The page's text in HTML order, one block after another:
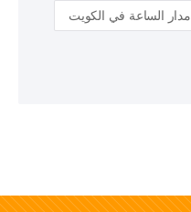
الساعة في الكويت